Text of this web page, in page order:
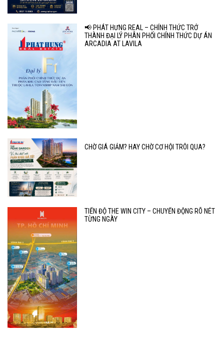
📢 PHÁT HƯNG REAL – CHÍNH THỨC TRỞ
THÀNH ĐẠI LÝ PHÂN PHỐI CHÍNH THỨC DỰ ÁN
ARCADIA AT LAVILA
CHỜ GIÁ GIẢM? HAY CHỜ CƠ HỘI TRÔI QUA?
TIẾN ĐỘ THE WIN CITY – CHUYỂN ĐỘNG RÕ NÉT
TỪNG NGÀY